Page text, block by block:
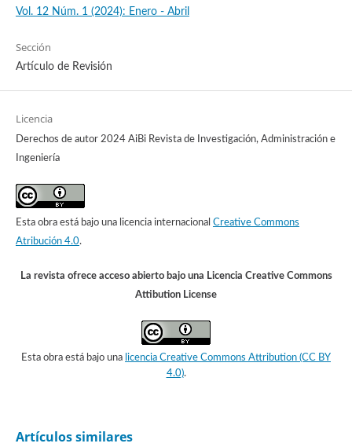
Vol. 12 Núm. 1 (2024): Enero - Abril
Sección
Artículo de Revisión
Licencia
Derechos de autor 2024 AiBi Revista de Investigación, Administración e
Ingeniería
Esta obra está bajo una licencia internacional Creative Commons
Atribución 4.0.
La revista ofrece acceso abierto bajo una Licencia Creative Commons
Attibution License
Esta obra está bajo una licencia Creative Commons Attribution (CC BY
4.0).
Artículos similares